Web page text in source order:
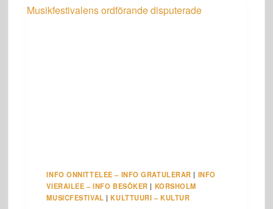
CLASSIC
INFO ONNITTELEE – INFO GRATULERAR | INFO
VIERAILEE – INFO BESÖKER | KORSHOLM
MUSICFESTIVAL |KULTTUURI – KULTUR